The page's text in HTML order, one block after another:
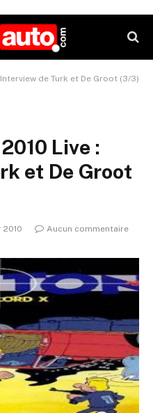
de Turk et De Groot (3/3)
Live :
et De Groot
2010 Aucun commentaire